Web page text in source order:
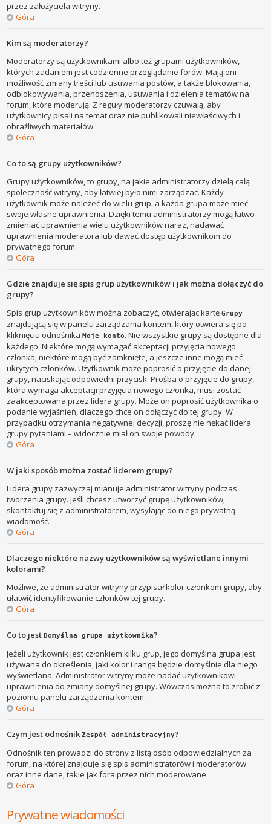
przez założyciela witryny.
Góra
Kim są moderatorzy?
Moderatorzy są użytkownikami albo też grupami użytkowników,
których zadaniem jest codzienne przeglądanie forów. Mają oni
możliwość zmiany treści lub usuwania postów, a także blokowania,
odblokowywania, przenoszenia, usuwania i dzielenia tematów na
forum, które moderują. Z reguły moderatorzy czuwają, aby
użytkownicy pisali na temat oraz nie publikowali niewłaściwych i
obraźliwych materiałów.
Góra
Co to są grupy użytkowników?
Grupy użytkowników, to grupy, na jakie administratorzy dzielą całą
społeczność witryny, aby łatwiej było nimi zarządzać. Każdy
użytkownik może należeć do wielu grup, a każda grupa może mieć
swoje własne uprawnienia. Dzięki temu administratorzy mogą łatwo
zmieniać uprawnienia wielu użytkowników naraz, nadawać
uprawnienia moderatora lub dawać dostęp użytkownikom do
prywatnego forum.
Góra
Gdzie znajduje się spis grup użytkowników i jak można dołączyć do
grupy?
Spis grup użytkowników można zobaczyć, otwierając kartęGrupy
znajdującą się w panelu zarządzania kontem, który otwiera się po
kliknięciu odnośnikaMoje konto. Nie wszystkie grupy są dostępne dla
każdego. Niektóre mogą wymagać akceptacji przyjęcia nowego
członka, niektóre mogą być zamknięte, a jeszcze inne mogą mieć
ukrytych członków. Użytkownik może poprosić o przyjęcie do danej
grupy, naciskając odpowiedni przycisk. Prośba o przyjęcie do grupy,
która wymaga akceptacji przyjęcia nowego członka, musi zostać
zaakceptowana przez lidera grupy. Może on poprosić użytkownika o
podanie wyjaśnień, dlaczego chce on dołączyć do tej grupy. W
przypadku otrzymania negatywnej decyzji, proszę nie nękać lidera
grupy pytaniami – widocznie miał on swoje powody.
Góra
W jaki sposób można zostać liderem grupy?
Lidera grupy zazwyczaj mianuje administrator witryny podczas
tworzenia grupy. Jeśli chcesz utworzyć grupę użytkowników,
skontaktuj się z administratorem, wysyłając do niego prywatną
wiadomość.
Góra
Dlaczego niektóre nazwy użytkowników są wyświetlane innymi
kolorami?
Możliwe, że administrator witryny przypisał kolor członkom grupy, aby
ułatwić identyfikowanie członków tej grupy.
Góra
Co to jestDomyślna grupa użytkownika?
Jeżeli użytkownik jest członkiem kilku grup, jego domyślna grupa jest
używana do określenia, jaki kolor i ranga będzie domyślnie dla niego
wyświetlana. Administrator witryny może nadać użytkownikowi
uprawnienia do zmiany domyślnej grupy. Wówczas można to zrobić z
poziomu panelu zarządzania kontem.
Góra
Czym jest odnośnikZespół administracyjny?
Odnośnik ten prowadzi do strony z listą osób odpowiedzialnych za
forum, na której znajduje się spis administratorów i moderatorów
oraz inne dane, takie jak fora przez nich moderowane.
Góra
Prywatne wiadomości